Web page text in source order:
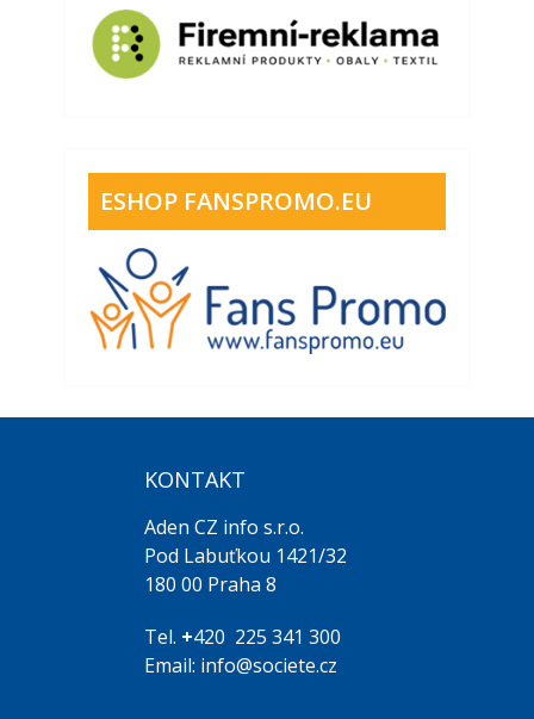
ESHOP FANSPROMO.EU
KONTAKT
Aden CZ info s.r.o.
Pod Labuťkou 1421/32
180 00 Praha 8
Tel. +420 225 341 300
Email: info@societe.cz